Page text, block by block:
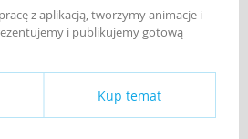
z aplikacją, tworzymy animacje i
i publikujemy gotową
Kup temat